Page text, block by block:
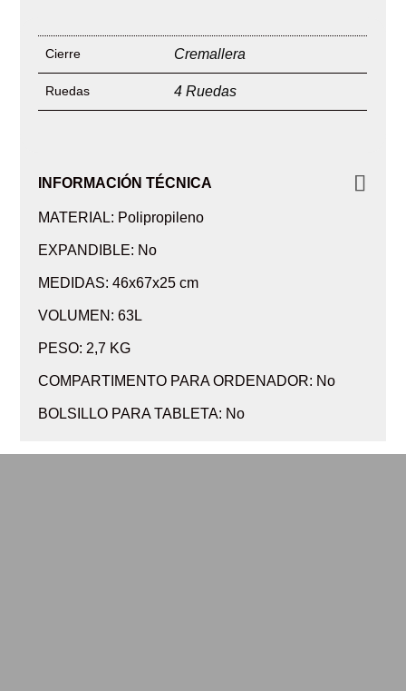
Cierre Cremallera
Ruedas 4 Ruedas
INFORMACIÓN TÉCNICA
MATERIAL: Polipropileno
EXPANDIBLE: No
MEDIDAS: 46x67x25 cm
VOLUMEN: 63L
PESO: 2,7 KG
COMPARTIMENTO PARA ORDENADOR: No
BOLSILLO PARA TABLETA: No